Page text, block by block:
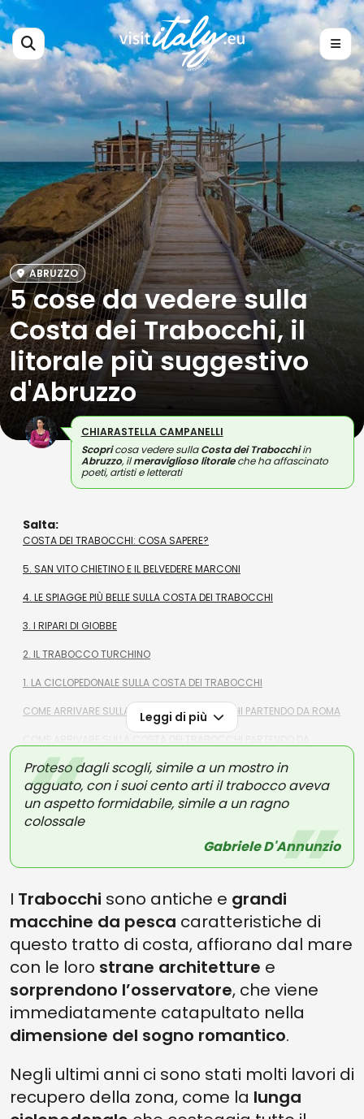
ABRUZZO
5 cose da vedere sulla
Costa dei Trabocchi, il
litorale più suggestivo
d'Abruzzo
CHIARASTELLA CAMPANELLI
Scopricosa vedere sullaCosta dei Trabocchiin
Abruzzo, ilmeraviglioso litoraleche ha affascinato
poeti, artisti e letterati
Salta:
COSTA DEI TRABOCCHI: COSA SAPERE?
5. SAN VITO CHIETINO E IL BELVEDERE MARCONI
4. LE SPIAGGE PIÙ BELLE SULLA COSTA DEI TRABOCCHI
3. I RIPARI DI GIOBBE
2. IL TRABOCCO TURCHINO
1. LA CICLOPEDONALE SULLA COSTA DEI TRABOCCHI
COME ARRIVARE SULLA COSTA DEI TRABOCCHI PARTENDO DA ROMA
Leggi di più
Proteso dagli scogli, simile a un mostro in
agguato, con i suoi cento arti il trabocco aveva
un aspetto formidabile, simile a un ragno
colossale
Gabriele D'Annunzio
I Trabocchi sono antiche e grandi
macchine da pesca caratteristiche di
questo tratto di costa, affiorano dal mare
con le loro strane architetture e
sorprendono l’osservatore, che viene
immediatamente catapultato nella
dimensione del sogno romantico.
Negli ultimi anni ci sono stati molti lavori di
recupero della zona, come la lunga